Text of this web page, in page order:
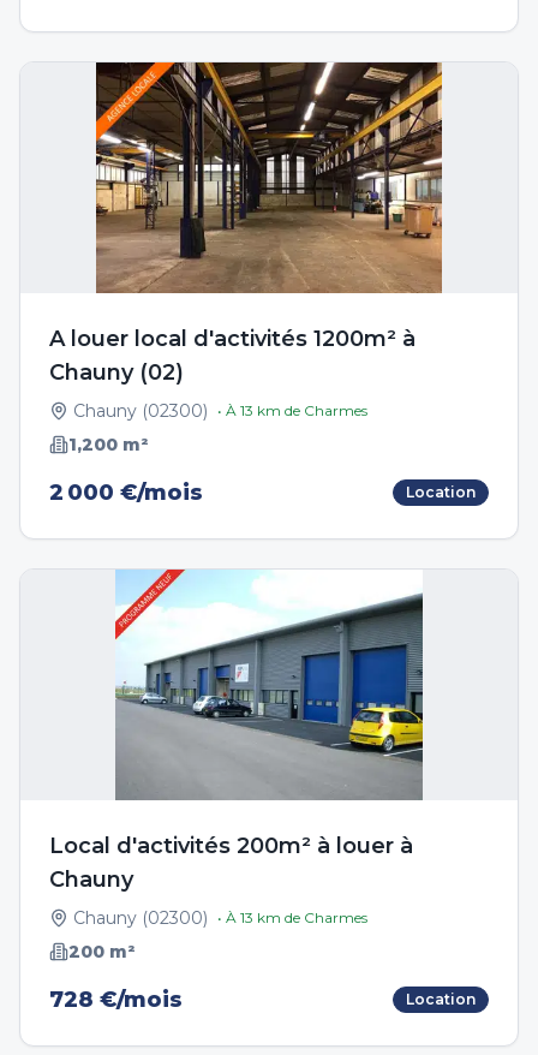
A louer local d'activités 1200m² à
Chauny (02)
Chauny (02300) • À 13 km de Charmes
1,200 m²
2 000 €/mois Location
Local d'activités 200m² à louer à
Chauny
Chauny (02300) • À 13 km de Charmes
200 m²
728 €/mois Location